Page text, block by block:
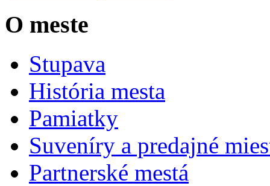
O meste
Stupava
História mesta
Pamiatky
Suveníry a predajné
Partnerské mestá